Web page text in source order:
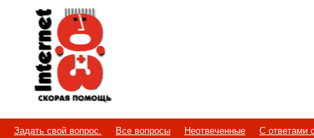
Internet
Скорая помощь
Задать свой вопрос. Все вопросы Неотвеченные
С ответами